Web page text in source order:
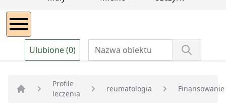
Ulubione (0)
Strona główna
Profile
leczenia
reumatologia Finansowanie